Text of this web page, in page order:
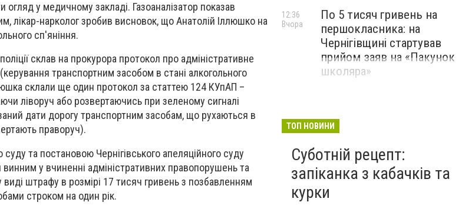
огляд у медичному закладі. Газоаналізатор показав
лікар-нарколог зробив висновок, що Анатолій Іллюшко на
сп'яніння.
склав на прокурора протокол про адміністративне
транспортним засобом в стані алкогольного
склали ще один протокол за статтею 124 КУпАП –
ліворуч або розвертаючись при зеленому сигналі
дати дорогу транспортним засобам, що рухаються в
праворуч).
та постановою Чернігівського апеляційного суду
у вчиненні адміністративних правопорушень та
виді штрафу в розмірі 17 тисяч гривень з позбавленням
строком на один рік.
По 5 тисяч гривень на
першокласника: на
Чернігівщині стартував
прийом заяв на «Пакунок
школяра»
12:36
Вчора
ТОП НОВИНИ
Суботній рецепт:
запіканка з кабачків та
курки